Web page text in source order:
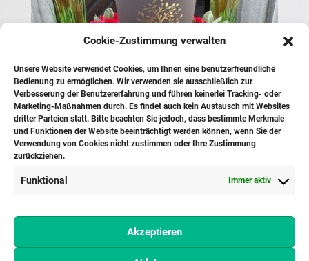
Cookie-Zustimmung verwalten
Unsere Website verwendet Cookies, um Ihnen eine benutzerfreundliche
Bedienung zu ermöglichen. Wir verwenden sie ausschließlich zur
Verbesserung der Benutzererfahrung und führen keinerlei Tracking- oder
Marketing-Maßnahmen durch. Es findet auch kein Austausch mit Websites
dritter Parteien statt. Bitte beachten Sie jedoch, dass bestimmte Merkmale
und Funktionen der Website beeinträchtigt werden können, wenn Sie der
Verwendung von Cookies nicht zustimmen oder Ihre Zustimmung
zurückziehen.
Funktional Immer aktiv
Akzeptieren
Gärtnerei Wiegand –